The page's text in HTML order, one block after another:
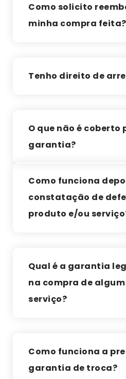
Como solicito
minha compra feita?
Tenho direito de
O que não é coberto
garantia?
Como funciona
constatação de
produto e/ou
Qual é a garantia
na compra de
serviço?
Como funciona a
garantia de troca?